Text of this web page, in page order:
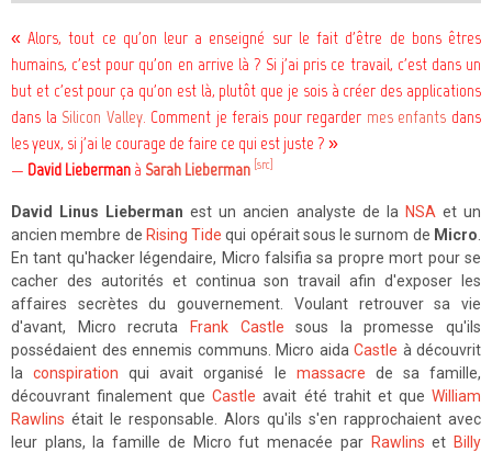
« Alors, tout ce qu'on leur a enseigné sur le fait d'être de bons êtres
humains, c'est pour qu'on en arrive là ? Si j'ai pris ce travail, c'est dans un
but et c'est pour ça qu'on est là, plutôt que je sois à créer des applications
dans la Silicon Valley. Comment je ferais pour regarder mes enfants dans
les yeux, si j'ai le courage de faire ce qui est juste ? »
— David Lieberman à Sarah Lieberman [src]
David Linus Lieberman est un ancien analyste de la NSA et un
ancien membre de Rising Tide qui opérait sous le surnom de Micro
En tant qu'hacker légendaire, Micro falsifia sa propre mort pour se
cacher des autorités et continua son travail afin d'exposer les
affaires secrètes du gouvernement. Voulant retrouver sa vie
d'avant, Micro recruta
Frank Castle sous la promesse qu'ils
possédaient des ennemis communs. Micro aida Castle à découvrit
laconspiration qui avait organisé le massacre de sa famille,
découvrant finalement queCastle avait été trahit et queWilliam
Rawlins était le responsable. Alors qu'ils s'en rapprochaient avec
leur plans, la famille de Micro fut menacée par Rawlins et Billy